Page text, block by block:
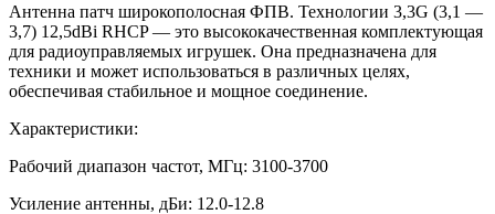
Антенна патч широкополосная ФПВ. Технологии 3,3G (3,1 —
3,7) 12,5dBi RHCP — это высококачественная комплектующая
для радиоуправляемых игрушек. Она предназначена для
техники и может использоваться в различных целях,
обеспечивая стабильное и мощное соединение.
Характеристики:
Рабочий диапазон частот, МГц: 3100-3700
Усиление антенны, дБи: 12.0-12.8